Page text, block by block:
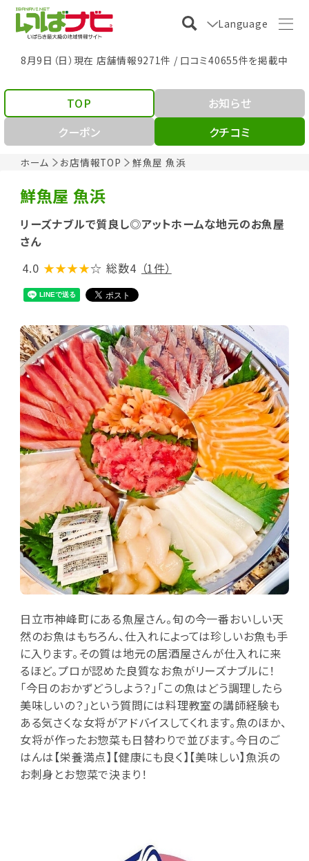
Language
8月9日（日）現在 店舗情報9271件 / 口コミ40655件を掲載中
ホーム お店情報TOP 鮮魚屋 魚浜
TOP
お知らせ
クーポン
クチコミ
鮮魚屋 魚浜
リーズナブルで質良し◎アットホームな地元のお魚屋
さん
4.0 ★★★★☆ 総数4 （1件）
日立市神峰町にある魚屋さん。旬の今一番おいしい天
然のお魚はもちろん、仕入れによっては珍しいお魚も手
に入ります。その質は地元の居酒屋さんが仕入れに来
るほど。プロが認めた良質なお魚がリーズナブルに！
「今日のおかずどうしよう？」「この魚はどう調理したら
美味しいの？」という質問には料理教室の講師経験も
ある気さくな女将がアドバイスしてくれます。魚のほか、
女将が作ったお惣菜も日替わりで並びます。今日のご
はんは【栄養満点】【健康にも良く】【美味しい】魚浜の
お刺身とお惣菜で決まり！